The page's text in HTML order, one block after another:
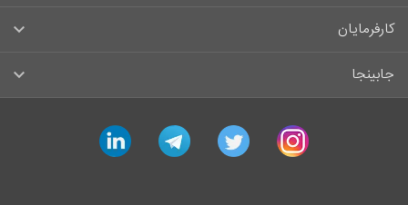
سوالات متداول کارجویان
لیست مشاغل
آگهی‌های استخدام
کارفرمایان
راهنمای ثبت آگهی استخدام
قوانین و مقررات کارفرمایان
جابینجا
جابینجا در رسانه‌ها
instagram
twitter
telegram
linkedin